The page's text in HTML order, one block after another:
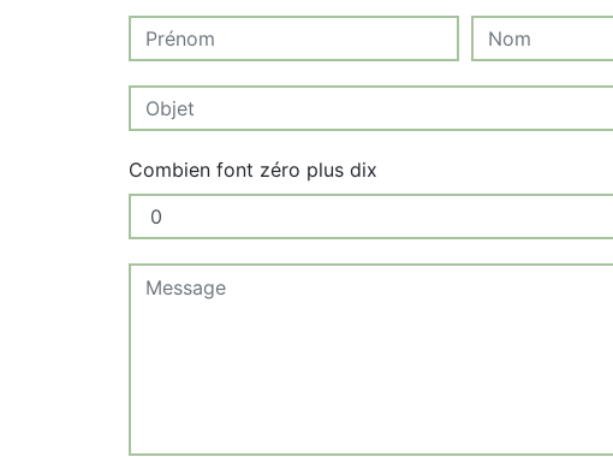
Combien font zéro plus dix